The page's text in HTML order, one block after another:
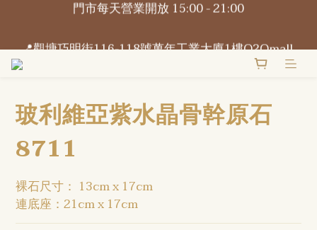
📍觀塘巧明街116-118號萬年工業大廈1樓O2Omall
📍觀塘巧明街116-118號萬年工業大廈1樓O2Omall
玻利維亞紫水晶骨幹原石
8711
裸石尺寸： 13cm x 17cm
連底座：21cm x 17cm